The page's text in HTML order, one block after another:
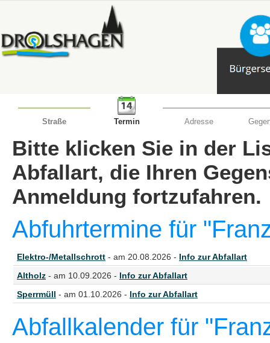
Straße Termin Adresse
Bitte klicken Sie in der
Abfallart, die Ihren
Anmeldung fortzufahren.
Abfuhrtermine für
Elektro-/Metallschrott - am 20.08.2026 - Info zur Abfallart
Altholz - am 10.09.2026 - Info zur Abfallart
Sperrmüll - am 01.10.2026 - Info zur Abfallart
Abfallkalender für